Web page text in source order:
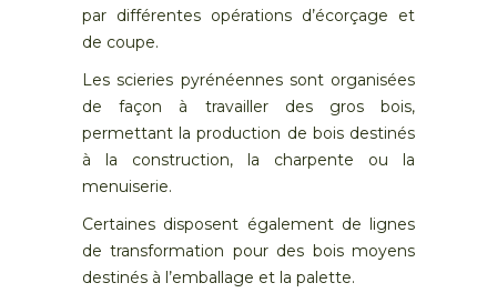
par différentes opérations d’écorçage et
de coupe.
Les scieries pyrénéennes sont organisées
de façon à travailler des gros bois,
permettant la production de bois destinés
à la construction, la charpente ou la
menuiserie.
Certaines disposent également de lignes
de transformation pour des bois moyens
destinés à l’emballage et la palette.